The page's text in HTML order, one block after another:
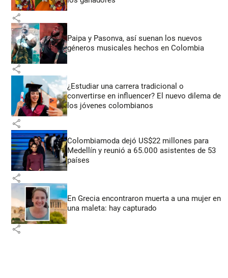
share
Paipa y Pasonva, así suenan los nuevos
géneros musicales hechos en Colombia
share
¿Estudiar una carrera tradicional o
convertirse en influencer? El nuevo dilema de
los jóvenes colombianos
share
Colombiamoda dejó US$22 millones para
Medellín y reunió a 65.000 asistentes de 53
países
share
En Grecia encontraron muerta a una mujer en
una maleta: hay capturado
share